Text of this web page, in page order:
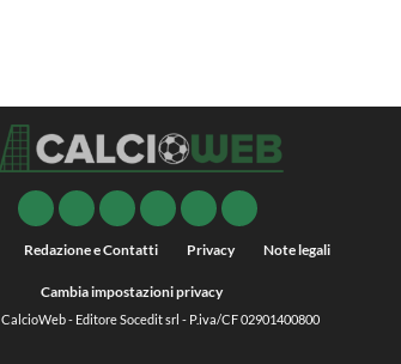
Redazione e Contatti Privacy Note legali
Cambia impostazioni privacy
CalcioWeb- Editore Socedit srl - P.iva/CF 02901400800